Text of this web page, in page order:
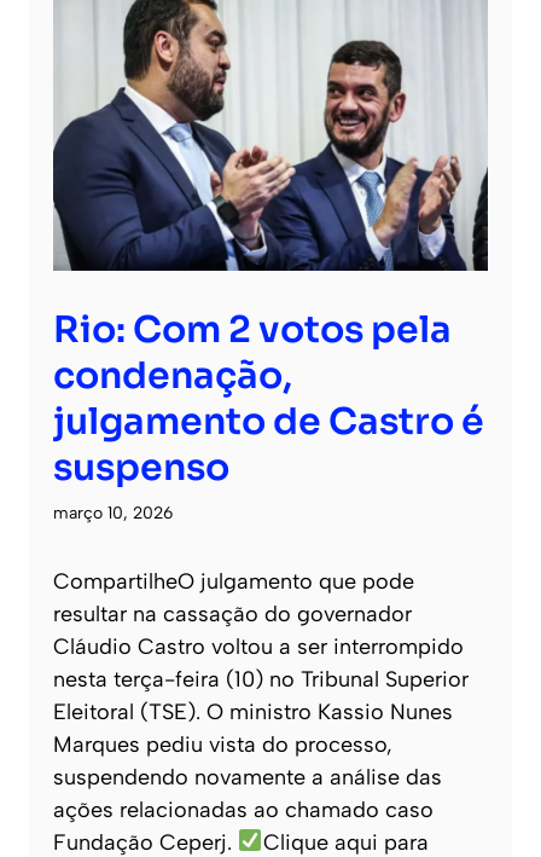
Rio: Com 2 votos pela
condenação,
julgamento de Castro é
suspenso
março 10, 2026
CompartilheO julgamento que pode
resultar na cassação do governador
Cláudio Castro voltou a ser interrompido
nesta terça-feira (10) no Tribunal Superior
Eleitoral (TSE). O ministro Kassio Nunes
Marques pediu vista do processo,
suspendendo novamente a análise das
ações relacionadas ao chamado caso
Fundação Ceperj.
Clique aqui para